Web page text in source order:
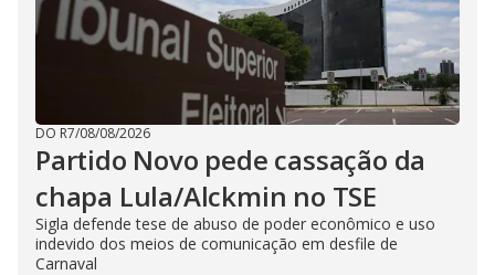
DO R7/08/08/2026
Partido Novo pede cassação da
chapa Lula/Alckmin no TSE
Sigla defende tese de abuso de poder econômico e uso
indevido dos meios de comunicação em desfile de
Carnaval